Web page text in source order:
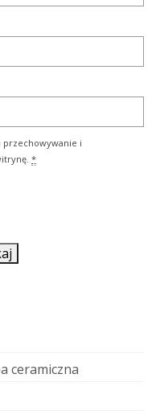
przechowywanie i
*
ceramiczna